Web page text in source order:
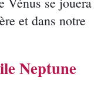
et dans notre
Neptune